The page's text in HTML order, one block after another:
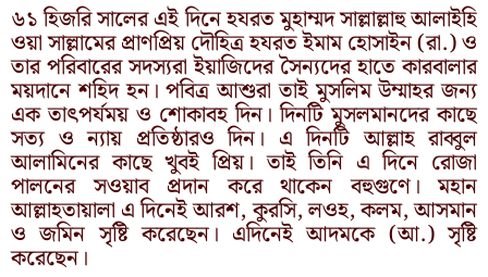
৬১ হিজরি সালের এই দিনে হযরত মুহাম্মদ সাল্লাল্লাহু আলাইহি
ওয়া সাল্লামের প্রাণপ্রিয় দৌহিত্র হযরত ইমাম হোসাইন (রা.) ও
তার পরিবারের সদস্যরা ইয়াজিদের সৈন্যদের হাতে কারবালার
ময়দানে শহিদ হন। পবিত্র আশুরা তাই মুসলিম উম্মাহর জন্য
এক তাৎপর্যময় ও শোকাবহ দিন। দিনটি মুসলমানদের কাছে
সত্য ও ন্যায় প্রতিষ্ঠারও দিন। এ দিনটি আল্লাহ রাব্বুল
আলামিনের কাছে খুবই প্রিয়। তাই তিনি এ দিনে রোজা
পালনের সওয়াব প্রদান করে থাকেন বহুগুণে। মহান
আল্লাহতায়ালা এ দিনেই আরশ, কুরসি, লওহ, কলম, আসমান
ও জমিন সৃষ্টি করেছেন। এদিনেই আদমকে (আ.) সৃষ্টি
করেছেন।